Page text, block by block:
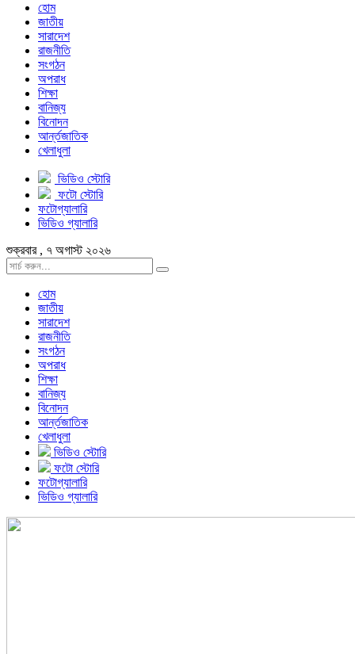
হোম
জাতীয়
সারাদেশ
রাজনীতি
সংগঠন
অপরাধ
শিক্ষা
বানিজ্য
বিনোদন
আর্ন্তজাতিক
খেলাধুলা
ভিডিও স্টোরি
ফটো স্টোরি
ফটোগ্যালারি
ভিডিও গ্যালারি
শুক্রবার , ৭ অগাস্ট ২০২৬
হোম
জাতীয়
সারাদেশ
রাজনীতি
সংগঠন
অপরাধ
শিক্ষা
বানিজ্য
বিনোদন
আর্ন্তজাতিক
খেলাধুলা
ভিডিও স্টোরি
ফটো স্টোরি
ফটোগ্যালারি
ভিডিও গ্যালারি